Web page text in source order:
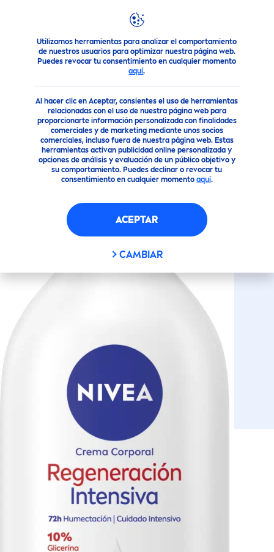
Utilizamos herramientas para analizar el comportamiento
de nuestros usuarios para optimizar nuestra página web.
Puedes revocar tu consentimiento en cualquier momento
aquí.
Al hacer clic en Aceptar, consientes el uso de herramientas
relacionadas con el uso de nuestra página web para
proporcionarte información personalizada con finalidades
comerciales y de marketing mediante unos socios
comerciales, incluso fuera de nuestra página web. Estas
herramientas activan publicidad online personalizada y
opciones de análisis y evaluación de un público objetivo y
su comportamiento. Puedes declinar o revocar tu
consentimiento en cualquier momento aquí.
ACEPTAR
CAMBIAR
Nuestros Productos Cuidado Corporal Cuidado Corporal
(10)
CREMA CORPORAL
REGENERACIÓN INTENSIVA
(1000ML)